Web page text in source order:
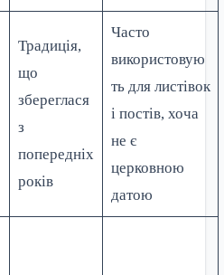
Традиція,
що
збереглася
з
попередніх
років
Часто
використовую
ть для листівок
і постів, хоча
не є
церковною
датою